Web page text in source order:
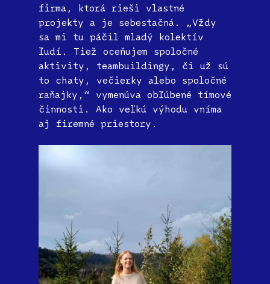
firma, ktorá rieši vlastné
projekty a je sebestačná. „Vždy
sa mi tu páčil mladý kolektív
ľudí. Tiež oceňujem spoločné
aktivity, teambuildingy, či už sú
to chaty, večierky alebo spoločné
raňajky,“ vymenúva obľúbené tímové
činnosti. Ako veľkú výhodu vníma
aj firemné priestory.